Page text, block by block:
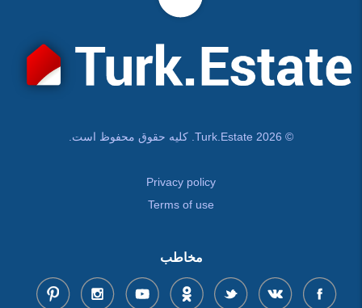
© Turk.Estate 2026. کلیه حقوق محفوظ است.
Privacy policy
Terms of use
مخاطب